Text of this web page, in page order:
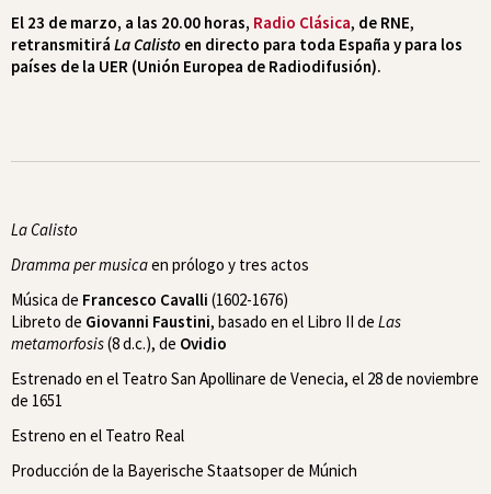
El 23 de marzo, a las 20.00 horas, Radio Clásica, de RNE,
retransmitirá La Calisto en directo para toda España y para los
países de la UER (Unión Europea de Radiodifusión).
La Calisto
Dramma per musicaen prólogo y tres actos
Música de Francesco Cavalli (1602-1676)
Libreto de Giovanni Faustini, basado en el Libro II de Las
metamorfosis(8 d.c.), de Ovidio
Estrenado en el Teatro San Apollinare de Venecia, el 28 de noviembre
de 1651
Estreno en el Teatro Real
Producción de la Bayerische Staatsoper de Múnich